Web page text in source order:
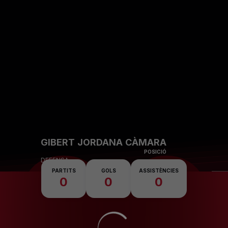
GIBERT JORDANA CÀMARA
POSICIÓ
DEFENSA
PARTITS
0
GOLS
0
ASSISTÈNCIES
0